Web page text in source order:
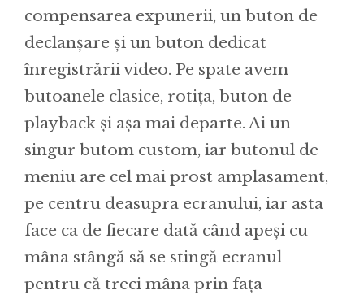
compensarea expunerii, un buton de
declanșare și un buton dedicat
înregistrării video. Pe spate avem
butoanele clasice, rotița, buton de
playback și așa mai departe. Ai un
singur butom custom, iar butonul de
meniu are cel mai prost amplasament,
pe centru deasupra ecranului, iar asta
face ca de fiecare dată când apeși cu
mâna stângă să se stingă ecranul
pentru că treci mâna prin fața